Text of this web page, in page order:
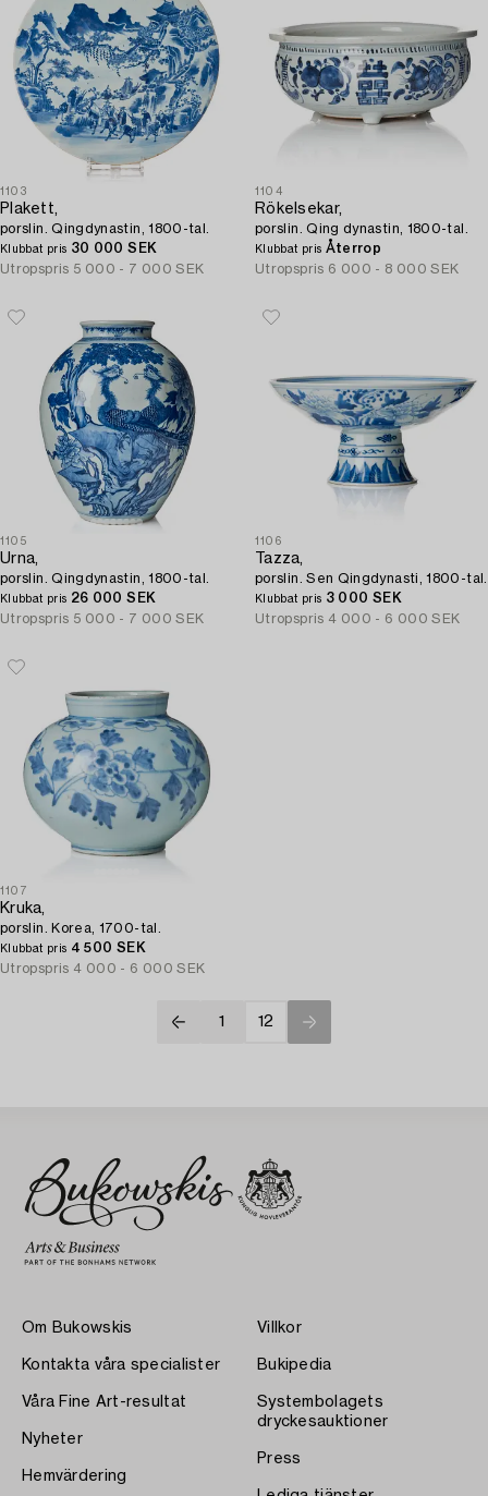
1103
Plakett,
porslin. Qingdynastin, 1800-tal.
Klubbat pris 30 000 SEK
Utropspris 5 000 - 7 000 SEK
1104
Rökelsekar,
porslin. Qing dynastin, 1800-tal.
Klubbat pris Återrop
Utropspris 6 000 - 8 000 SEK
1105
Urna,
porslin. Qingdynastin, 1800-tal.
Klubbat pris 26 000 SEK
Utropspris 5 000 - 7 000 SEK
1106
Tazza,
porslin. Sen Qingdynasti, 1800-tal.
Klubbat pris 3 000 SEK
Utropspris 4 000 - 6 000 SEK
1107
Kruka,
porslin. Korea, 1700-tal.
Klubbat pris 4 500 SEK
Utropspris 4 000 - 6 000 SEK
1 12
Om Bukowskis
Kontakta våra specialister
Våra Fine Art-resultat
Nyheter
Hemvärdering
Villkor
Bukipedia
Systembolagets
dryckesauktioner
Press